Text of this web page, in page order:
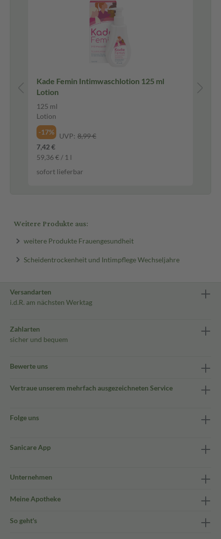
Kade Femin Intimwaschlotion 125 ml
Lotion
125 ml
Lotion
-17%
UVP: 8,99 €
7,42 €
59,36 € / 1 l
sofort lieferbar
Weitere Produkte aus:
weitere Produkte Frauengesundheit
Scheidentrockenheit und Intimpflege Wechseljahre
Versandarten
i.d.R. am nächsten Werktag
Zahlarten
sicher und bequem
Bewerte uns
Vertraue unserem mehrfach ausgezeichneten Service
Folge uns
Sanicare App
Unternehmen
Meine Apotheke
So geht's